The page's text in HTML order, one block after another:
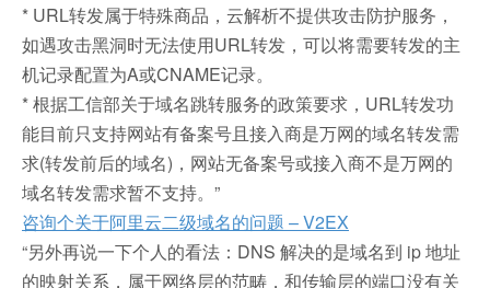
* URL转发属于特殊商品，云解析不提供攻击防护服务，
如遇攻击黑洞时无法使用URL转发，可以将需要转发的主
机记录配置为A或CNAME记录。
* 根据工信部关于域名跳转服务的政策要求，URL转发功
能目前只支持网站有备案号且接入商是万网的域名转发需
求(转发前后的域名)，网站无备案号或接入商不是万网的
域名转发需求暂不支持。”
咨询个关于阿里云二级域名的问题 – V2EX
“另外再说一下个人的看法：DNS 解决的是域名到 ip 地址
的映射关系，属于网络层的范畴，和传输层的端口没有关